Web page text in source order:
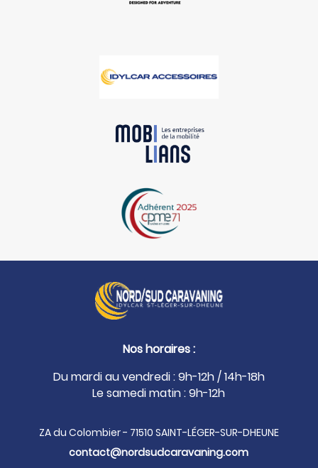
Nos horaires :
Du mardi au vendredi : 9h-12h / 14h-18h
Le samedi matin : 9h-12h
ZA du Colombier - 71510 SAINT-LÉGER-SUR-DHEUNE
contact@nordsudcaravaning.com